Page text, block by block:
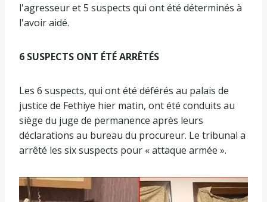
l'agresseur et 5 suspects qui ont été déterminés à
l'avoir aidé.
6 SUSPECTS ONT ÉTÉ ARRÊTÉS
Les 6 suspects, qui ont été déférés au palais de
justice de Fethiye hier matin, ont été conduits au
siège du juge de permanence après leurs
déclarations au bureau du procureur. Le tribunal a
arrêté les six suspects pour « attaque armée ».